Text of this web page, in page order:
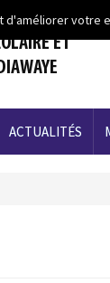
votre
ET
ACTUALITÉS